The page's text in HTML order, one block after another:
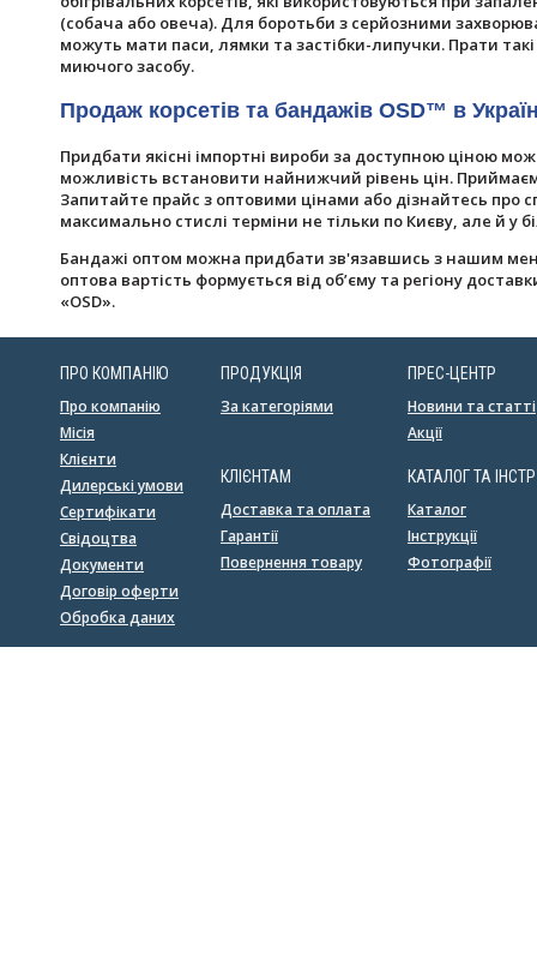
(собача або овеча). Для боротьби з серйозними
можуть мати паси, лямки та застібки-липучки. Прати
миючого засобу.
Продаж корсетів та бандажів OSD™ в
Придбати якісні імпортні вироби за доступною ціною
можливість встановити найнижчий рівень цін.
Запитайте прайс з оптовими цінами або дізнайтесь про
максимально стислі терміни не тільки по Києву, але й у
Бандажі оптом можна придбати зв'язавшись з нашим
оптова вартість формується від об’єму та регіону
«OSD».
ПРО КОМПАНІЮ
Про компанію
Місія
Клієнти
Дилерські умови
Сертифікати
Свідоцтва
Документи
Договір оферти
Обробка даних
ПРОДУКЦІЯ
За категоріями
КЛІЄНТАМ
Доставка та оплата
Гарантії
Повернення товару
ПРЕС-ЦЕНТР
Новини та статті
Акції
КАТАЛОГ ТА
Каталог
Інструкції
Фотографії